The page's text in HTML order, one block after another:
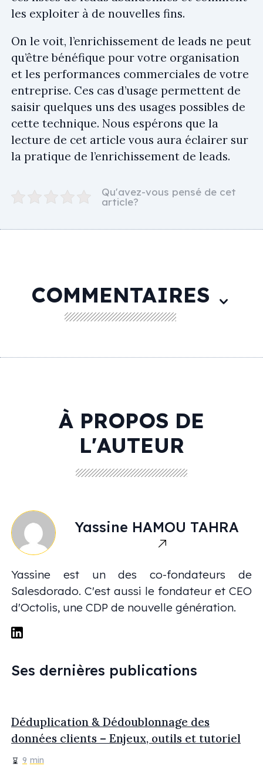
les exploiter à de nouvelles fins.
On le voit, l’enrichissement de leads ne peut
qu’être bénéfique pour votre organisation
et les performances commerciales de votre
entreprise. Ces cas d’usage permettent de
saisir quelques uns des usages possibles de
cette technique. Nous espérons que la
lecture de cet article vous aura éclairer sur
la pratique de l’enrichissement de leads.
Qu'avez-vous pensé de cet
article?
COMMENTAIRES
À PROPOS DE
L'AUTEUR
Yassine HAMOU TAHRA
Yassine est un des co-fondateurs de
Salesdorado. C'est aussi le fondateur et CEO
d'Octolis, une CDP de nouvelle génération.
Ses dernières publications
Déduplication & Dédoublonnage des
données clients – Enjeux, outils et tutoriel
9 min